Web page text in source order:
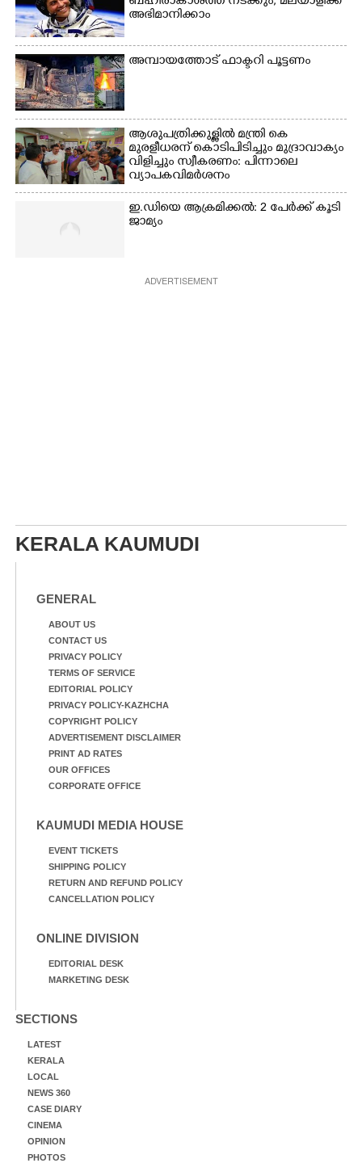
അഭിമാനിക്കാം
അമ്പായത്തോട് ഫാക്ടറി പൂട്ടണം
ആശുപത്രിക്കുള്ളിൽ മന്ത്രി കെ
മുരളീധരന് കൊടിപിടിച്ചും മുദ്രാവാക്യം
വിളിച്ചും സ്വീകരണം: പിന്നാലെ
വ്യാപകവിമർശനം
ഇ.ഡിയെ ആക്രമിക്കൽ: 2 പേർക്ക് കൂടി
ജാമ്യം
ADVERTISEMENT
KERALA KAUMUDI
GENERAL
ABOUT US
CONTACT US
PRIVACY POLICY
TERMS OF SERVICE
EDITORIAL POLICY
PRIVACY POLICY-KAZHCHA
COPYRIGHT POLICY
ADVERTISEMENT DISCLAIMER
PRINT AD RATES
OUR OFFICES
CORPORATE OFFICE
KAUMUDI MEDIA HOUSE
EVENT TICKETS
SHIPPING POLICY
RETURN AND REFUND POLICY
CANCELLATION POLICY
ONLINE DIVISION
EDITORIAL DESK
MARKETING DESK
SECTIONS
LATEST
KERALA
LOCAL
NEWS 360
CASE DIARY
CINEMA
OPINION
PHOTOS